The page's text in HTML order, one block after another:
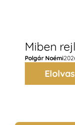
Miben
Polgár Noémi